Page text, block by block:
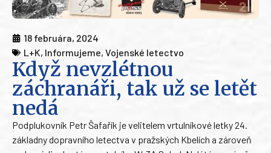
18 februára, 2024
L+K, Informujeme, Vojenské letectvo
Když nevzlétnou
záchranáři, tak už se letět
nedá
Podplukovník Petr Šafařík je velitelem vrtulníkové letky 24.
základny dopravního letectva v pražských Kbelích a zároveň